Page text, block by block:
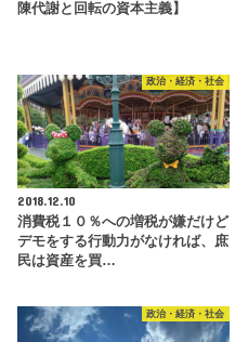
陳代謝と回転の資本主義】
政治・経済・社会
2018.12.10
消費税１０％への増税が嫌だけど
デモをする行動力がなければ、庶
民は資産を買…
政治・経済・社会